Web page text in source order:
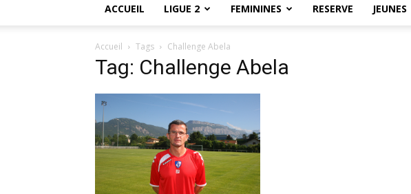
ACCUEIL LIGUE 2 FEMININES RESERVE JEUNES
Accueil Tags Challenge Abela
Tag: Challenge Abela